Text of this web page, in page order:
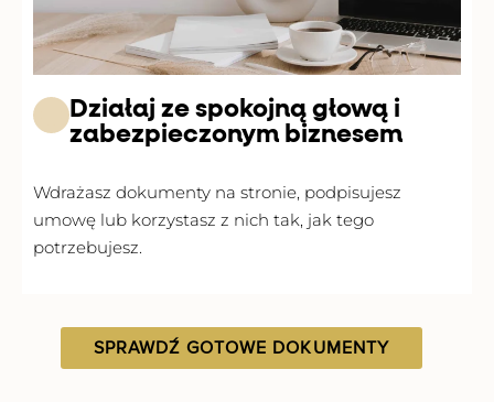
Działaj ze spokojną głową i
zabezpieczonym biznesem
Wdrażasz dokumenty na stronie, podpisujesz
umowę lub korzystasz z nich tak, jak tego
potrzebujesz.
SPRAWDŹ GOTOWE DOKUMENTY